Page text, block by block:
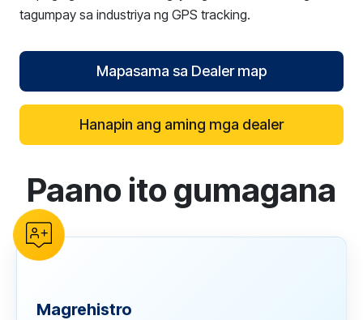
tagumpay sa industriya ng GPS tracking.
Mapasama sa Dealer map
Hanapin ang aming mga dealer
reCAPTCHA verification
Paano ito gumagana
Magrehistro